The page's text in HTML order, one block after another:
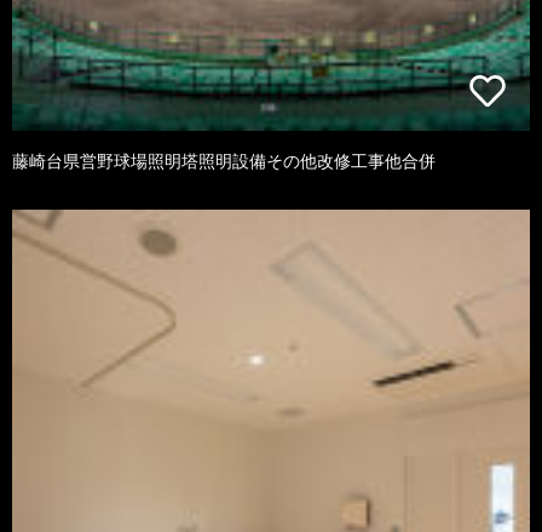
藤崎台県営野球場照明塔照明設備その他改修工事他合併